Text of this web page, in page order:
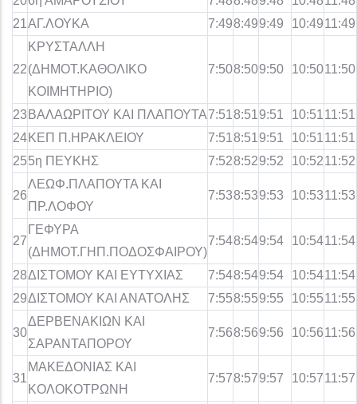
21ΑΓ.ΛΟΥΚΑ 7:498:499:49 10:4911:49
22
ΚΡΥΣΤΑΛΛΗ
(ΔΗΜΟΤ.ΚΑΘΟΛΙΚΟ
ΚΟΙΜΗΤΗΡΙΟ)
7:508:509:50 10:5011:50
23 ΒΑΛΑΩΡΙΤΟΥ ΚΑΙ ΠΛΑΠΟΥΤΑ7:518:519:51 10:5111:51
24 ΚΕΠ Π.ΗΡΑΚΛΕΙΟΥ 7:518:519:51 10:5111:51
255η ΠΕΥΚΗΣ 7:528:529:52 10:5211:52
26
ΛΕΩΦ.ΠΛΑΠΟΥΤΑ ΚΑΙ
ΠΡ.ΛΟΦΟΥ
7:538:539:53 10:5311:53
27
ΓΕΦΥΡΑ
(ΔΗΜΟΤ.ΓΗΠ.ΠΟΔΟΣΦΑΙΡΟΥ)
7:548:549:54 10:5411:54
28ΔΙΣΤΟΜΟΥ ΚΑΙ ΕΥΤΥΧΙΑΣ 7:548:549:54 10:5411:54
29ΔΙΣΤΟΜΟΥ ΚΑΙ ΑΝΑΤΟΛΗΣ 7:558:559:55 10:5511:55
30
ΔΕΡΒΕΝΑΚΙΩΝ ΚΑΙ
ΣΑΡΑΝΤΑΠΟΡΟΥ
7:568:569:56 10:5611:56
31
ΜΑΚΕΔΟΝΙΑΣ ΚΑΙ
ΚΟΛΟΚΟΤΡΩΝΗ
7:578:579:57 10:5711:57